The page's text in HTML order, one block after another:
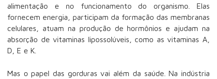
alimentação e no funcionamento do organismo. Elas
fornecem energia, participam da formação das membranas
celulares, atuam na produção de hormônios e ajudam na
absorção de vitaminas lipossolúveis, como as vitaminas A,
D, E e K.
Mas o papel das gorduras vai além da saúde. Na indústria